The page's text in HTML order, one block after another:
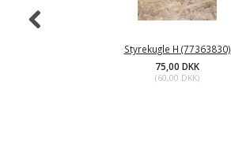
Styrekugle H (77363830)
75,00 DKK
(60,00 DKK)